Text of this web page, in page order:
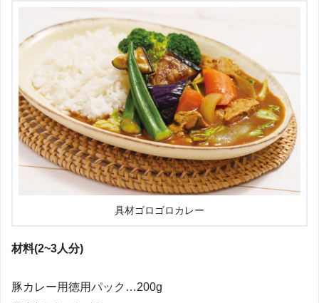
具材ゴロゴロカレー
材料(2~3人分)
豚カレー用徳用パック…200g